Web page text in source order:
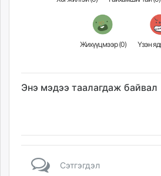
shuud.mn
zuv.mn
mminfo.mn
Жихүүцмээр (0)
Энэ мэдээ таалагдаж байвал
Сэтгэгдэл